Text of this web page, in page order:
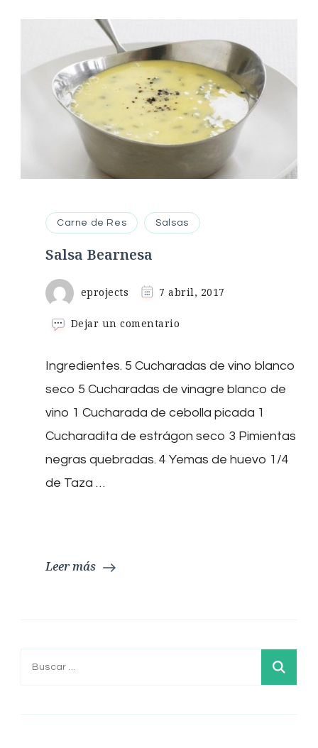
Carne de Res Salsas
Salsa Bearnesa
eprojects 7 abril, 2017
Dejar un comentario
Ingredientes. 5 Cucharadas de vino blanco
seco 5 Cucharadas de vinagre blanco de
vino 1 Cucharada de cebolla picada 1
Cucharadita de estrágon seco 3 Pimientas
negras quebradas. 4 Yemas de huevo 1/4
de Taza …
Leer más
Buscar: